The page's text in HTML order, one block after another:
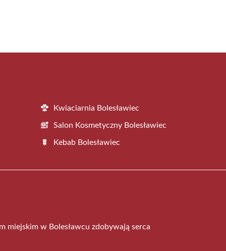
Kwiaciarnia Bolesławiec
Salon Kosmetyczny Bolesławiec
Kebab Bolesławiec
miejskim w Bolesławcu zdobywają serca